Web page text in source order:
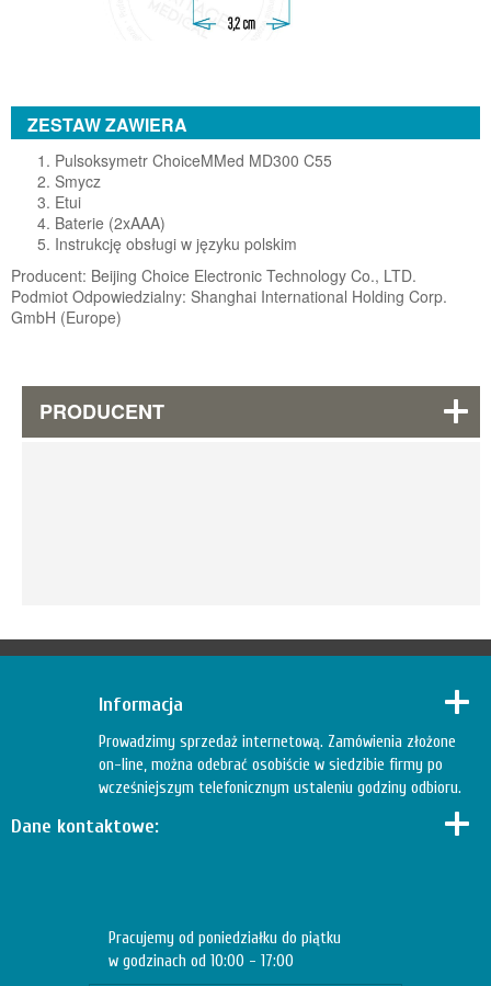
ZESTAW ZAWIERA
Pulsoksymetr ChoiceMMed MD300 C55
Smycz
Etui
Baterie (2xAAA)
Instrukcję obsługi w języku polskim
Producent: Beijing Choice Electronic Technology Co., LTD.
Podmiot Odpowiedzialny: Shanghai International Holding Corp.
GmbH (Europe)
PRODUCENT
Informacja
Prowadzimy sprzedaż internetową. Zamówienia złożone
on-line, można odebrać osobiście w siedzibie firmy po
wcześniejszym telefonicznym ustaleniu godziny odbioru.
Dane kontaktowe:
Pracujemy od poniedziałku do piątku
w godzinach od 10:00 - 17:00